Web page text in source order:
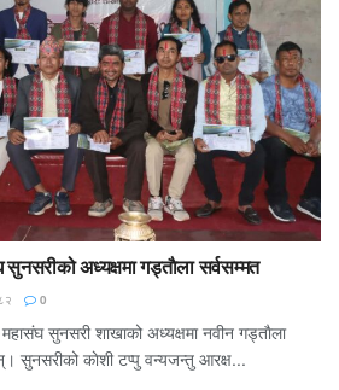
अध्यक्षमा गड्ताैला सर्वसम्मत
0
सुनसरी शाखाको अध्यक्षमा नवीन गड्ताैला
सुनसरीको काेशी टप्पु वन्यजन्तु आरक्ष...